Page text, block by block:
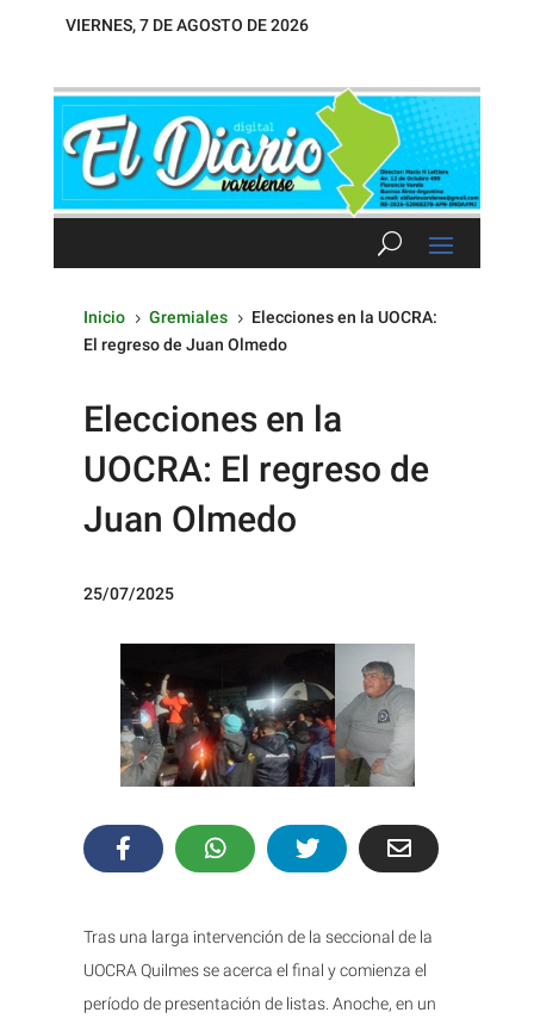
VIERNES, 7 DE AGOSTO DE 2026
Inicio 5 Gremiales 5 Elecciones en la UOCRA:
El regreso de Juan Olmedo
Elecciones en la
UOCRA: El regreso de
Juan Olmedo
25/07/2025
Tras una larga intervención de la seccional de la
UOCRA Quilmes se acerca el final y comienza el
período de presentación de listas. Anoche, en un